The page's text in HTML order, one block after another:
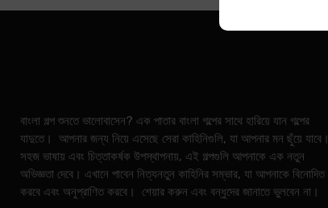
বাংলা গল্প শুনতে ভালোবাসেন? এক পাতার বাংলা গল্পের সাথে হারিয়ে যান গল্পের
যাদুতে। আপনার জন্য নিয়ে এসেছে সেরা কাহিনিগুলি, যা আপনার মন ছুঁয়ে যাবে।
সহজ ভাষায় এবং চিত্তাকর্ষক উপস্থাপনায়, এই গল্পগুলি আপনাকে এক নতুন
অভিজ্ঞতা দেবে। এখানে পাবেন নিত্যনতুন কাহিনির সম্ভার, যা আপনাকে বিনোদিত
করবে এবং অনুপ্রাণিত করবে। শেয়ার করুন এবং বন্ধুদের জানাতে ভুলবেন না।